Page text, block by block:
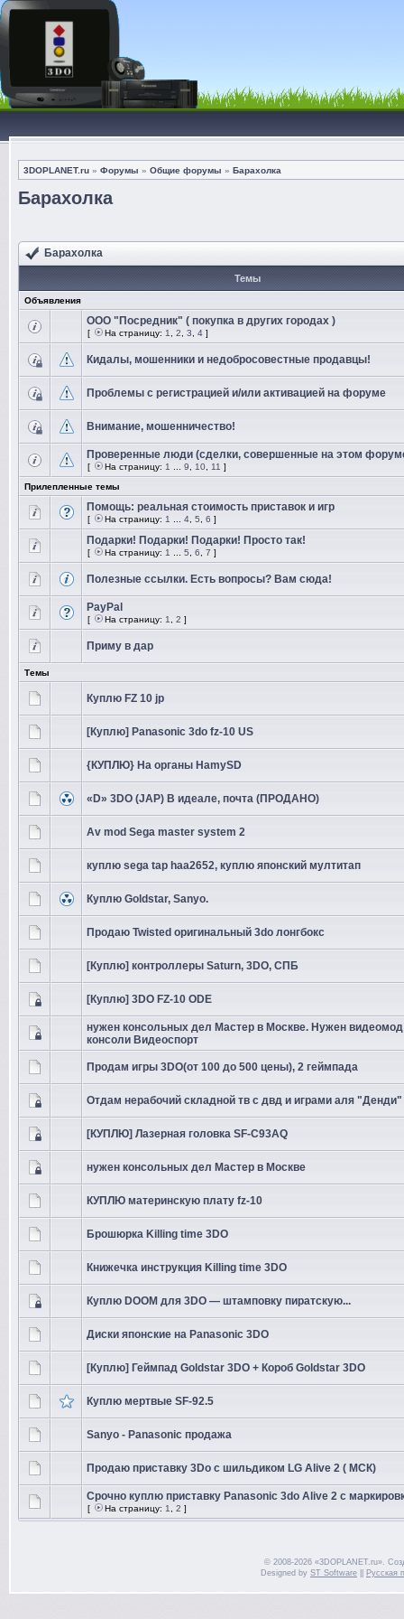
3DOPLANET.ru » Форумы » Общие форумы » Барахолка
Барахолка
Барахолка
Темы
Объявления
ООО "Посредник" ( покупка в других городах )
[ На страницу: 1 2 3 4 ]
Кидалы, мошенники и недобросовестные продавцы!
Проблемы с регистрацией и/или активацией на форуме
Внимание, мошенничество!
Проверенные люди (сделки, совершенные на этом
[ На страницу: 1 9 10 11 ]
Прилепленные темы
Помощь: реальная стоимость приставок и игр
[ На страницу: 1 4 5 6 ]
Подарки! Подарки! Подарки! Просто так!
[ На страницу: 1 5 6 7 ]
Полезные ссылки. Есть вопросы? Вам сюда!
PayPal
[ На страницу: 1 2 ]
Приму в дар
Темы
Куплю FZ 10 jp
[Куплю] Panasonic 3do fz-10 US
{КУПЛЮ} На органы HamySD
«D» 3DO (JAP) В идеале, почта (ПРОДАНО)
Av mod Sega master system 2
куплю sega tap haa2652, куплю японский мултитап
Куплю Goldstar, Sanyo.
Продаю Twisted оригинальный 3do лонгбокс
[Куплю] контроллеры Saturn, 3DO, СПБ
[Куплю] 3DO FZ-10 ODE
нужен консольных дел Мастер в Москве. Нужен видеомод
консоли Видеоспорт
Продам игры 3DO(от 100 до 500 цены), 2 геймпада
Отдам нерабочий складной тв с двд и играми аля "Денди"
[КУПЛЮ] Лазерная головка SF-C93AQ
нужен консольных дел Мастер в Москве
КУПЛЮ материнскую плату fz-10
Брошюрка Killing time 3DO
Книжечка инструкция Killing time 3DO
Куплю DOOM для 3DO — штамповку пиратскую...
Диски японские на Panasonic 3DO
[Куплю] Геймпад Goldstar 3DO + Короб Goldstar 3DO
Куплю мертвые SF-92.5
Sanyo - Panasonic продажа
Продаю приставку 3Do с шильдиком LG Alive 2 ( МСК)
Срочно куплю приставку Panasonic 3do Alive 2 с
[ На страницу: 1 2 ]
© 2008-2026 «3DOPLANET.ru».
Designed by ST Software Русская